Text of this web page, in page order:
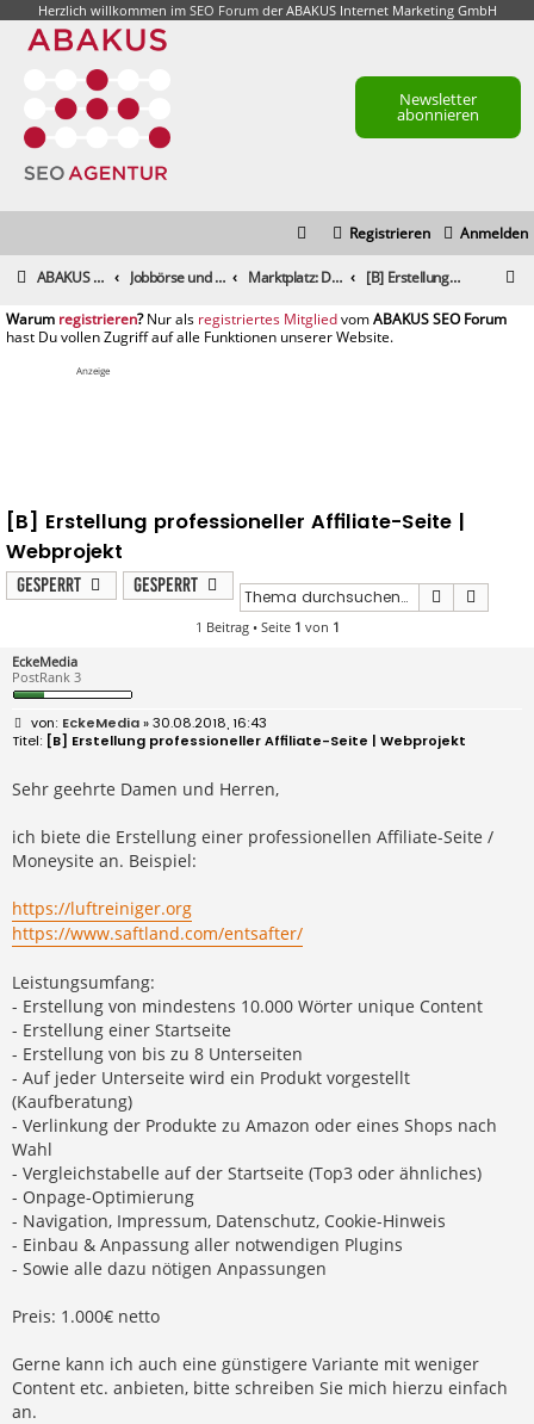
Herzlich willkommen im SEO Forumder ABAKUS Internet Marketing GmbH
Newsletter
abonnieren
Anmelden
Registrieren
ABAKUS Foren-Übersicht Jobbörse und Marktplatz Marktplatz: Dienstleistungen [B] Erstellung professioneller Affiliate-Seite | Webprojekt
registrieren registriertes Mitglied
Anzeige
[B] Erstellung professioneller Affiliate-Seite |
Webprojekt
Gesperrt Gesperrt Suche
1 Beitrag • Seite 1 von 1
EckeMedia
PostRank 3
B
e
i
r
a
EckeMedia» 30.08.2018, 16:43
[B] Erstellung professioneller Affiliate-Seite | Webprojekt
Sehr geehrte Damen und Herren,
ich biete die Erstellung einer professionellen Affiliate-Seite /
Moneysite an. Beispiel:
https://luftreiniger.org
https://www.saftland.com/entsafter/
Leistungsumfang:
- Erstellung von mindestens 10.000 Wörter unique Content
- Erstellung einer Startseite
- Erstellung von bis zu 8 Unterseiten
- Auf jeder Unterseite wird ein Produkt vorgestellt
(Kaufberatung)
- Verlinkung der Produkte zu Amazon oder eines Shops nach
Wahl
- Vergleichstabelle auf der Startseite (Top3 oder ähnliches)
- Onpage-Optimierung
- Navigation, Impressum, Datenschutz, Cookie-Hinweis
- Einbau & Anpassung aller notwendigen Plugins
- Sowie alle dazu nötigen Anpassungen
Preis: 1.000€ netto
Gerne kann ich auch eine günstigere Variante mit weniger
Content etc. anbieten, bitte schreiben Sie mich hierzu einfach
an.